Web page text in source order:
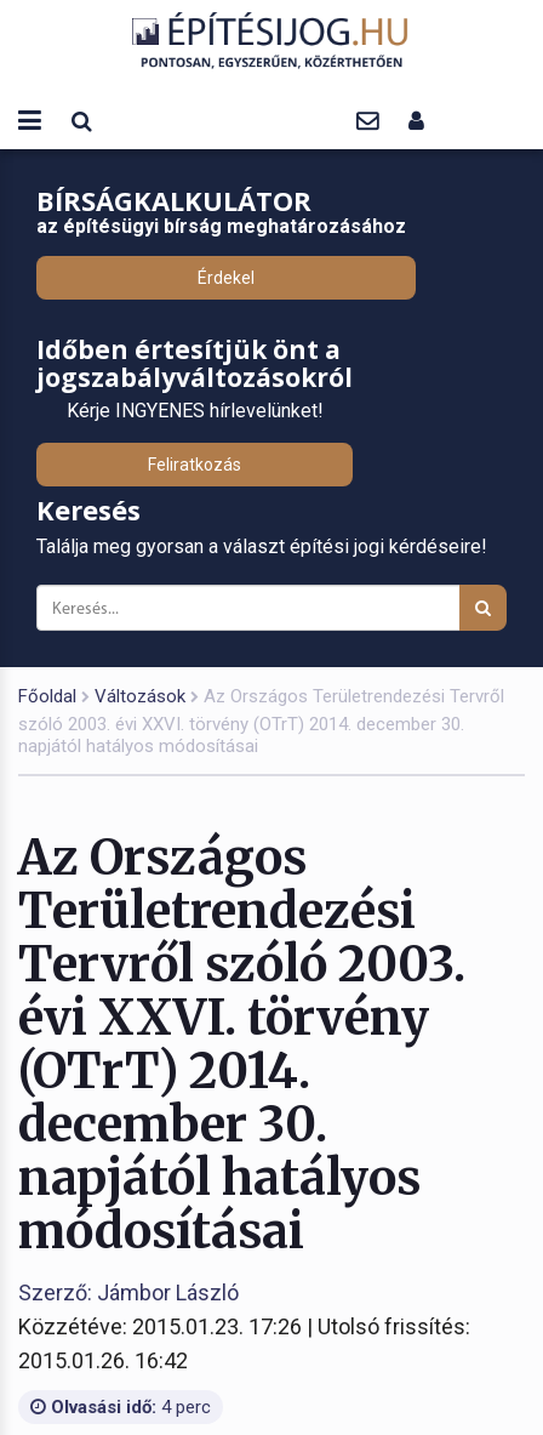
BÍRSÁGKALKULÁTOR
az építésügyi bírság meghatározásához
Érdekel
Időben értesítjük önt a
jogszabályváltozásokról
Kérje INGYENES hírlevelünket!
Feliratkozás
Keresés
Találja meg gyorsan a választ építési jogi kérdéseire!
Főoldal Változások
Az Országos Területrendezési Tervről
szóló 2003. évi XXVI. törvény (OTrT) 2014. december 30.
napjától hatályos módosításai
Az Országos
Területrendezési
Tervről szóló 2003.
évi XXVI. törvény
(OTrT) 2014.
december 30.
napjától hatályos
módosításai
Szerző: Jámbor László
Közzétéve: 2015.01.23. 17:26 | Utolsó frissítés:
2015.01.26. 16:42
Olvasási idő: 4 perc